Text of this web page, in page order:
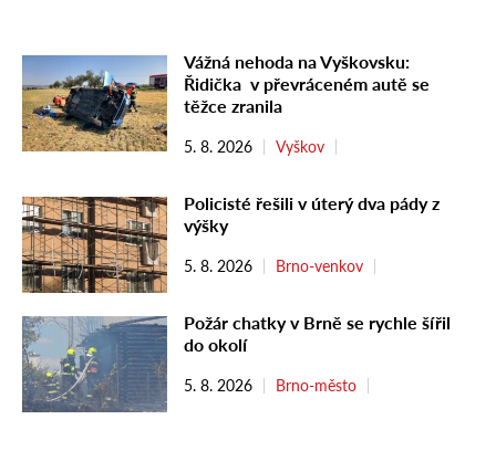
Vážná nehoda na Vyškovsku:
Řidička v převráceném autě se
těžce zranila
5. 8. 2026 Vyškov
Policisté řešili v úterý dva pády z
výšky
5. 8. 2026 Brno-venkov
Požár chatky v Brně se rychle šířil
do okolí
5. 8. 2026 Brno-město